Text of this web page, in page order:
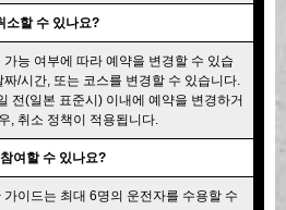
소할 수 있나요?
능 여부에 따라 예약을 변경할 수 있습
/시간, 또는 코스를 변경할 수 있습니다.
전(일본 표준시) 이내에 예약을 변경하거
, 취소 정책이 적용됩니다.
여할 수 있나요?
가이드는 최대 6명의 운전자를 수용할 수